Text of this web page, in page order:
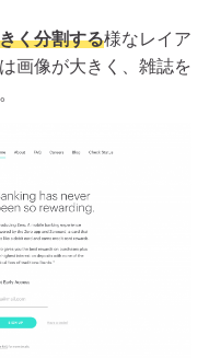
く分割する様なレイア
画像が大きく、雑誌を